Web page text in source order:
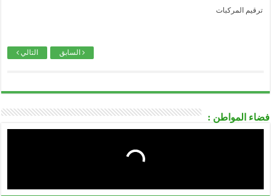
ترقيم المركبات
التالي السابق
فضاء المواطن :